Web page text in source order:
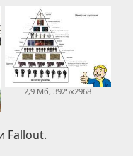
2,9 Мб, 3925x2968
Fallout.